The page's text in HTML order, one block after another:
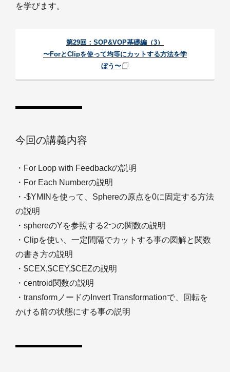
を学びます。
第29回：SOP&VOP基礎編（3）
〜ForとClipを使って均等にカットする方法を学
ぼう〜
今回の講義内容
・For Loop with Feedbackの説明
・For Each Numberの説明
・-$YMINを使って、Sphereの原点を0に固定する方法
の説明
・sphereのYを参照する2つの関数の説明
・Clipを使い、一定間隔でカットする事の図解と関数
の書き方の説明
・$CEX,$CEY,$CEZの説明
・centroid関数の説明
・transformノードのInvert Transformationで、回転を
かける前の状態にする事の説明